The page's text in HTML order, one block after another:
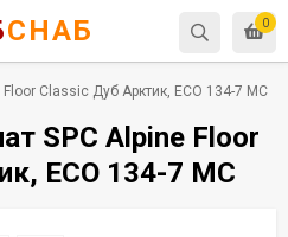
0
СНАБ
Classic Дуб Арктик, ЕСО 134-7 MC
SPC Alpine Floor
ЕСО 134-7 MC